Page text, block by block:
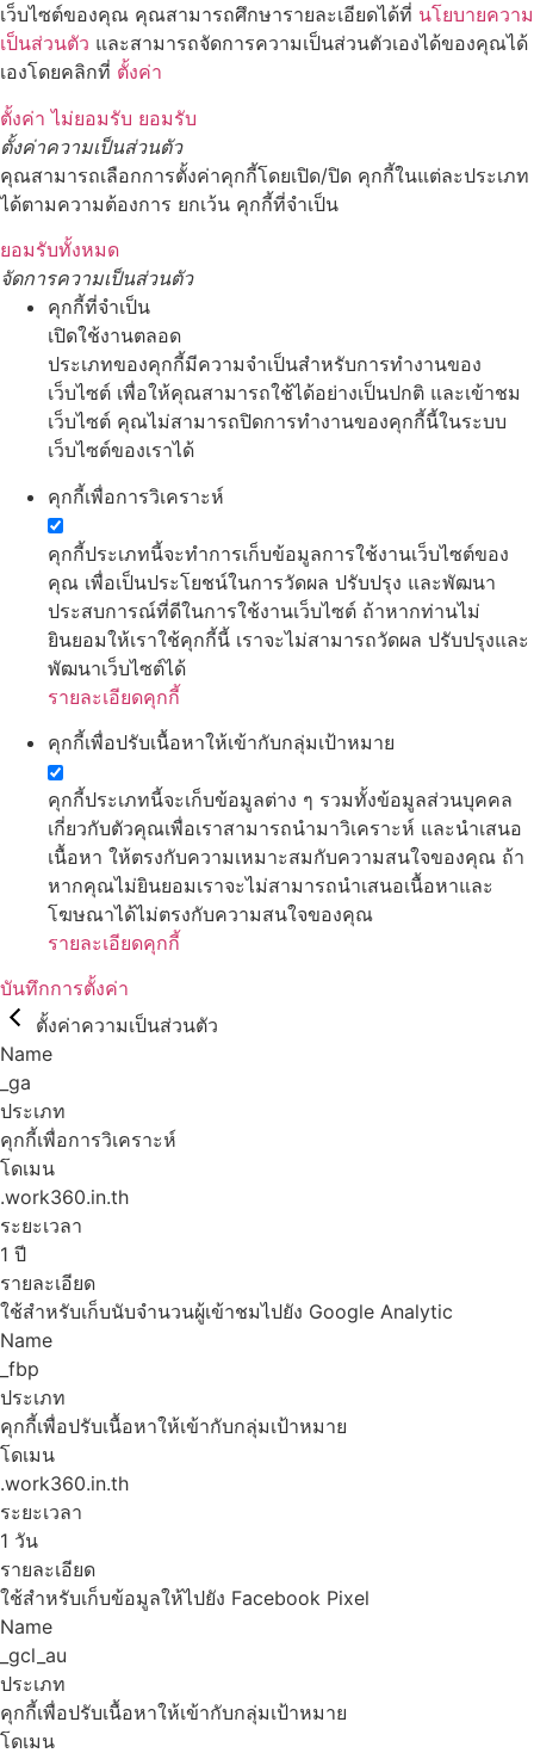
เว็บไซต์ของคุณ คุณสามารถศึกษารายละเอียดได้ที่ นโยบายความ
เป็นส่วนตัว และสามารถจัดการความเป็นส่วนตัวเองได้ของคุณได้
เองโดยคลิกที่ ตั้งค่า
ตั้งค่า ไม่ยอมรับ ยอมรับ
ตั้งค่าความเป็นส่วนตัว
คุณสามารถเลือกการตั้งค่าคุกกี้โดยเปิด/ปิด คุกกี้ในแต่ละประเภท
ได้ตามความต้องการ ยกเว้น คุกกี้ที่จำเป็น
ยอมรับทั้งหมด
จัดการความเป็นส่วนตัว
คุกกี้ที่จำเป็น
เปิดใช้งานตลอด
ประเภทของคุกกี้มีความจำเป็นสำหรับการทำงานของ
เว็บไซต์ เพื่อให้คุณสามารถใช้ได้อย่างเป็นปกติ และเข้าชม
เว็บไซต์ คุณไม่สามารถปิดการทำงานของคุกกี้นี้ในระบบ
เว็บไซต์ของเราได้
คุกกี้เพื่อการวิเคราะห์
คุกกี้ประเภทนี้จะทำการเก็บข้อมูลการใช้งานเว็บไซต์ของ
คุณ เพื่อเป็นประโยชน์ในการวัดผล ปรับปรุง และพัฒนา
ประสบการณ์ที่ดีในการใช้งานเว็บไซต์ ถ้าหากท่านไม่
ยินยอมให้เราใช้คุกกี้นี้ เราจะไม่สามารถวัดผล ปรับปรุงและ
พัฒนาเว็บไซต์ได้
รายละเอียดคุกกี้
คุกกี้เพื่อปรับเนื้อหาให้เข้ากับกลุ่มเป้าหมาย
คุกกี้ประเภทนี้จะเก็บข้อมูลต่าง ๆ รวมทั้งข้อมูลส่วนบุคคล
เกี่ยวกับตัวคุณเพื่อเราสามารถนำมาวิเคราะห์ และนำเสนอ
เนื้อหา ให้ตรงกับความเหมาะสมกับความสนใจของคุณ ถ้า
หากคุณไม่ยินยอมเราจะไม่สามารถนำเสนอเนื้อหาและ
โฆษณาได้ไม่ตรงกับความสนใจของคุณ
รายละเอียดคุกกี้
บันทึกการตั้งค่า
ตั้งค่าความเป็นส่วนตัว
Name
_ga
ประเภท
คุกกี้เพื่อการวิเคราะห์
โดเมน
.work360.in.th
ระยะเวลา
1 ปี
รายละเอียด
ใช้สำหรับเก็บนับจำนวนผู้เข้าชมไปยัง Google Analytic
Name
_fbp
ประเภท
คุกกี้เพื่อปรับเนื้อหาให้เข้ากับกลุ่มเป้าหมาย
โดเมน
.work360.in.th
ระยะเวลา
1 วัน
รายละเอียด
ใช้สำหรับเก็บข้อมูลให้ไปยัง Facebook Pixel
Name
_gcl_au
ประเภท
คุกกี้เพื่อปรับเนื้อหาให้เข้ากับกลุ่มเป้าหมาย
โดเมน